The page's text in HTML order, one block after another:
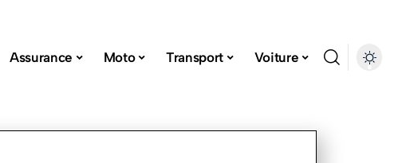
Assurance Moto Transport Voiture